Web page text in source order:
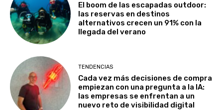
El boom de las escapadas outdoor:
las reservas en destinos
alternativos crecen un 91% con la
llegada del verano
TENDENCIAS
Cada vez más decisiones de compra
empiezan con una pregunta a la IA:
las empresas se enfrentan a un
nuevo reto de visibilidad digital